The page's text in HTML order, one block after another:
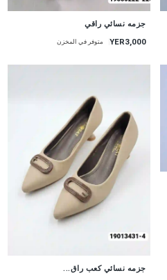
جزمه نسائي راقي
YER3,000 متوفر في المخزن
جزمه نسائي كعب راق...